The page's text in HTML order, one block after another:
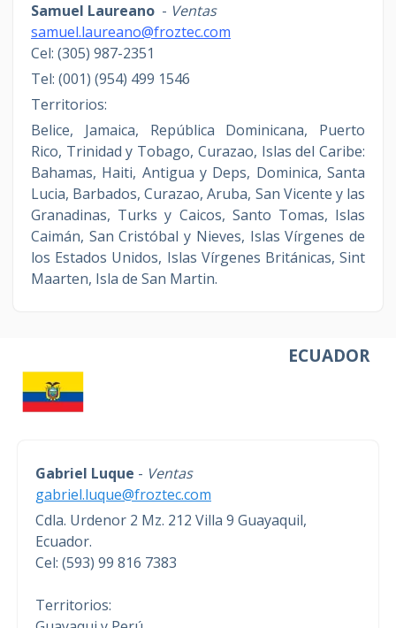
Samuel Laureano - Ventas
samuel.laureano@froztec.com
Cel: (305) 987-2351
Tel: (001) (954) 499 1546
Territorios:
Belice, Jamaica, República Dominicana, Puerto
Rico, Trinidad y Tobago, Curazao, Islas del Caribe:
Bahamas, Haiti, Antigua y Deps, Dominica, Santa
Lucia, Barbados, Curazao, Aruba, San Vicente y las
Granadinas, Turks y Caicos, Santo Tomas, Islas
Caimán, San Cristóbal y Nieves, Islas Vírgenes de
los Estados Unidos, Islas Vírgenes Británicas, Sint
Maarten, Isla de San Martin.
ECUADOR
Gabriel Luque - Ventas
gabriel.luque@froztec.com
Cdla. Urdenor 2 Mz. 212 Villa 9 Guayaquil,
Ecuador.
Cel: (593) 99 816 7383
Territorios: